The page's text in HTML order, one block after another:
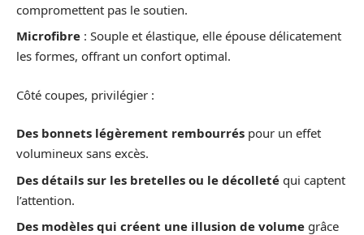
compromettent pas le soutien.
Microfibre : Souple et élastique, elle épouse délicatement
les formes, offrant un confort optimal.
Côté coupes, privilégier :
Des bonnets légèrement rembourrés pour un effet
volumineux sans excès.
Des détails sur les bretelles ou le décolleté qui captent
l’attention.
Des modèles qui créent une illusion de volume grâce